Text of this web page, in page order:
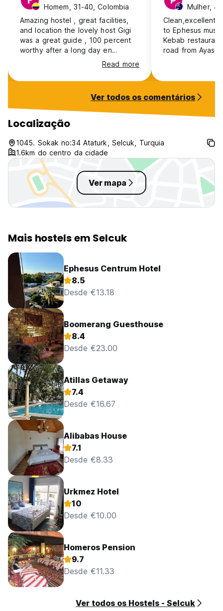
Homem, 31-40, Colombia
Amazing hostel , great facilities,
and location the lovely host Gigi
was a great guide , 100 percent
worthy after a long day en
Read more
Mulher,
Clean,excellent
to Ephesus
Kebab
road from
Ver todos os comentários
Localização
1045. Sokak no:34 Ataturk, Selcuk, Turquia
1.6km do centro da cidade
Ver mapa
Mais hostels em Selcuk
Ephesus Centrum Hotel
8.5
Desde €13.18
Boomerang Guesthouse
8.4
Desde €23.00
Atillas Getaway
7.4
Desde €16.67
Alibabas House
7.1
Desde €8.33
Urkmez Hotel
10
Desde €10.00
Homeros Pension
9.7
Desde €11.33
Ver todos os Hostels - Selcuk